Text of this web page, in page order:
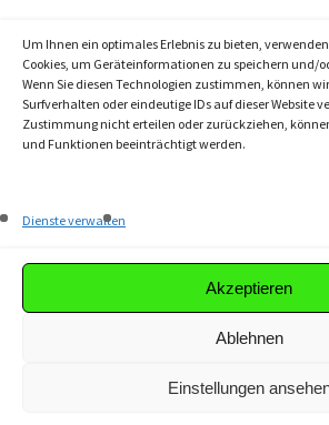
Um Ihnen ein optimales Erlebnis zu bieten,
Cookies, um Geräteinformationen zu speichern und/
Wenn Sie diesen Technologien zustimmen, können
Surfverhalten oder eindeutige IDs auf dieser Website
Zustimmung nicht erteilen oder zurückziehen,
und Funktionen beeinträchtigt werden.
Dienste verwalten
Akzeptieren
Ablehnen
Einstellungen
Textbest-Prinzip
Workshops
Referenzen
Karriere